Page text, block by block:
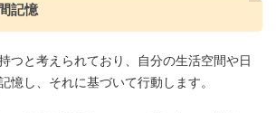
記憶
つと考えられており、自分の生活空間や日
憶し、それに基づいて行動します。